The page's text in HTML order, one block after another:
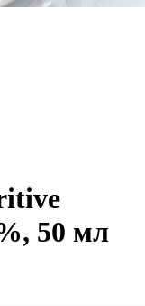
50 мл